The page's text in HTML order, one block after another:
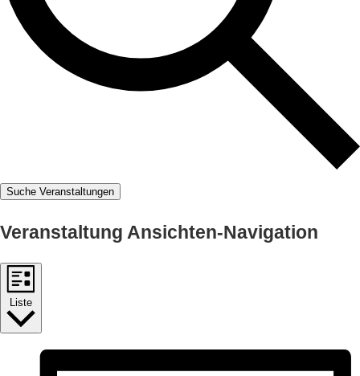
Suche Veranstaltungen
Veranstaltung Ansichten-Navigation
Liste